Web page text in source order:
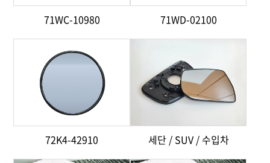
71WC-10980 71WD-02100
72K4-42910 세단 / SUV / 수입차